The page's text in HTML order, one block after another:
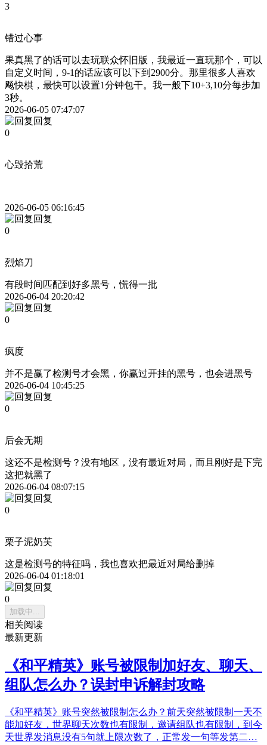
3
错过心事
果真黑了的话可以去玩联众怀旧版，我最近一直玩那个，可以
自定义时间，9-1的话应该可以下到2900分。那里很多人喜欢
飚快棋，最快可以设置1分钟包干。我一般下10+3,10分每步加
3秒。
2026-06-05 07:47:07
回复
0
心毁拾荒
2026-06-05 06:16:45
回复
0
烈焰刀
有段时间匹配到好多黑号，慌得一批
2026-06-04 20:20:42
回复
0
疯度
并不是赢了检测号才会黑，你赢过开挂的黑号，也会进黑号
2026-06-04 10:45:25
回复
0
后会无期
这还不是检测号？没有地区，没有最近对局，而且刚好是下完
这把就黑了
2026-06-04 08:07:15
回复
0
栗子泥奶芙
这是检测号的特征吗，我也喜欢把最近对局给删掉
2026-06-04 01:18:01
回复
0
加载中...
相关阅读
最新更新
《和平精英》账号被限制加好友、聊天、
组队怎么办？误封申诉解封攻略
《和平精英》账号突然被限制怎么办？前天突然被限制一天不
能加好友，世界聊天次数也有限制，邀请组队也有限制，到今
天世界发消息没有5句就上限次数了，正常发一句等发第二…